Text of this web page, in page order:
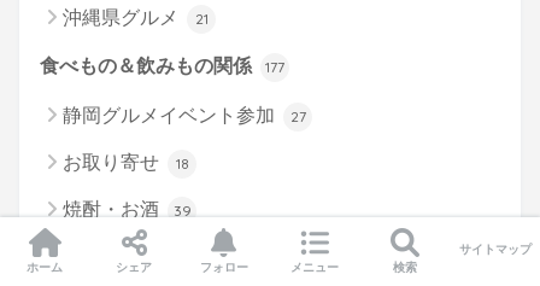
沖縄県グルメ 21
食べもの＆飲みもの関係 177
静岡グルメイベント参加 27
お取り寄せ 18
焼酎・お酒 39
男の料理
ホーム シェア フォロー メニュー 検索
サイトマップ